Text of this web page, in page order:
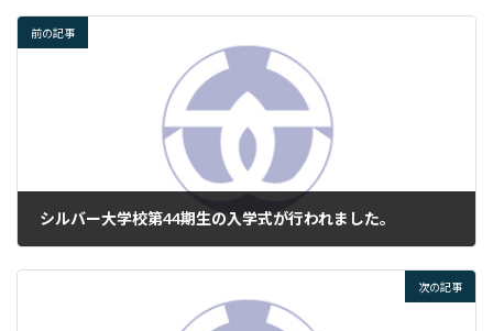
前の記事
シルバー大学校第44期生の入学式が行われました。
次の記事